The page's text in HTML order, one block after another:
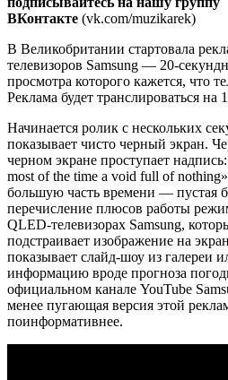
ВКонтакте (vk.com/muzikarek)
В Великобритании стартовала
телевизоров Samsung — 20-
просмотра которого кажется, что
Реклама будет транслироваться на
Начинается ролик с нескольких
показывает чисто черный экран.
черном экране проступает
most of the time a void full of
большую часть времени — пустая
перечисление плюсов работы
QLED-телевизорах Samsung,
подстраивает изображение на
показывает слайд-шоу из галереи
информацию вроде прогноза
официальном канале YouTube
менее пугающая версия этой
поинформативнее.